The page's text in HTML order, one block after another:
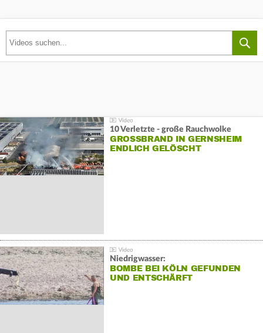
10 Verletzte - große Rauchwolke
GROSSBRAND IN GERNSHEIM E
NDLICH GELÖSCHT
Niedrigwasser:
BOMBE BEI KÖLN GEFUNDEN
UND ENTSCHÄRFT